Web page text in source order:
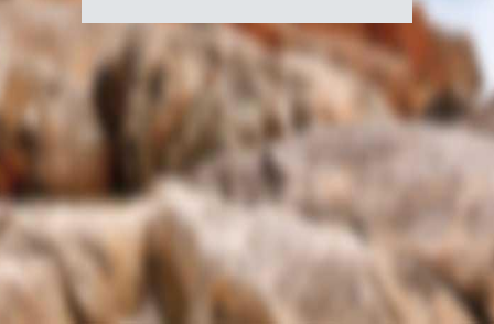
du
Canada